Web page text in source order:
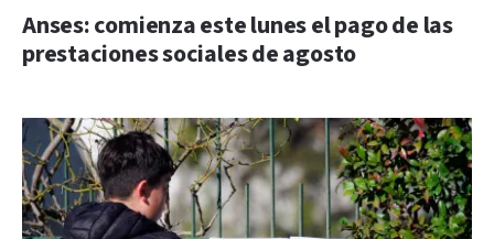
Anses: comienza este lunes el pago de las
prestaciones sociales de agosto